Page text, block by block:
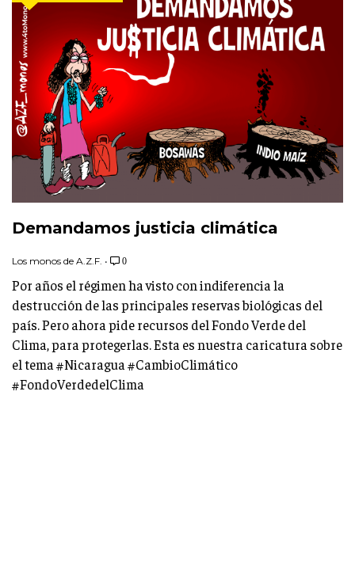
Demandamos justicia climática
Los monos de A.Z.F. • 0
Por años el régimen ha visto con indiferencia la
destrucción de las principales reservas biológicas del
país. Pero ahora pide recursos del Fondo Verde del
Clima, para protegerlas. Esta es nuestra caricatura sobre
el tema #Nicaragua #CambioClimático
#FondoVerdedelClima